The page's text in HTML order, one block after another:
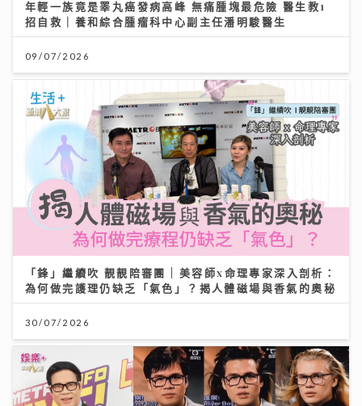
年輕一族竟是睪丸癌發病高峰 無痛腫塊最危險 醫生教1
招自救｜養和綜合腫瘤科中心副主任潘明駿醫生
09/07/2026
「鋒」繼續吹 靚靚陪審團 | 美容師x命理專家深入剖析：
為何做完護理仍缺乏「氣色」？揭人體磁場與香氣的奧秘
30/07/2026